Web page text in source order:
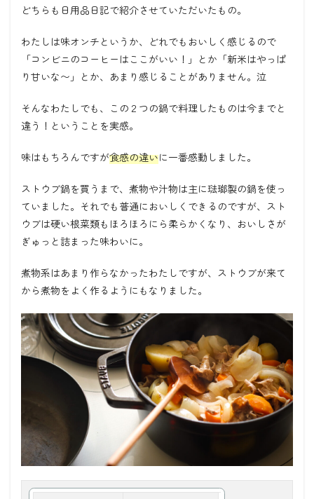
どちらも日用品日記で紹介させていただいたもの。
わたしは味オンチというか、どれでもおいしく感じるので
「コンビニのコーヒーはここがいい！」とか「新米はやっぱ
り甘いな〜」とか、あまり感じることがありません。泣
そんなわたしでも、この２つの鍋で料理したものは今までと
違う！ということを実感。
味はもちろんですが食感の違いに一番感動しました。
ストウブ鍋を買うまで、煮物や汁物は主に琺瑯製の鍋を使っ
ていました。それでも普通においしくできるのですが、スト
ウブは硬い根菜類もほろほろにら柔らかくなり、おいしさが
ぎゅっと詰まった味わいに。
煮物系はあまり作らなかったわたしですが、ストウブが来て
から煮物をよく作るようにもなりました。